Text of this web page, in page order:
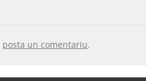
posta un comentariu.